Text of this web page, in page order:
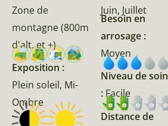
Zone de
montagne (800m
d'alt. et +)
Exposition :
Plein soleil, Mi-
Ombre
Juin, Juillet
Besoin en
arrosage :
Moyen
Niveau de soin
: Facile
Distance de